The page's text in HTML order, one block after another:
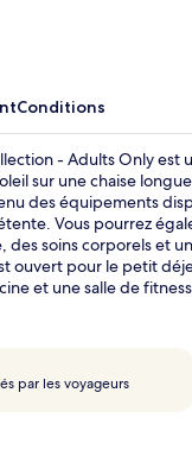
Conditions
- Adults Only
sur une chaise
des équipements
Vous pourrez
des soins corporels et
ouvert pour le petit
et une salle de
par les voyageurs